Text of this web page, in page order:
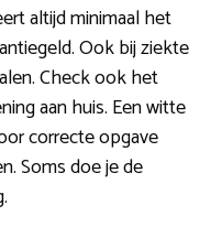
altijd minimaal het
Ook bij ziekte
Check ook het
aan huis. Een witte
correcte opgave
Soms doe je de